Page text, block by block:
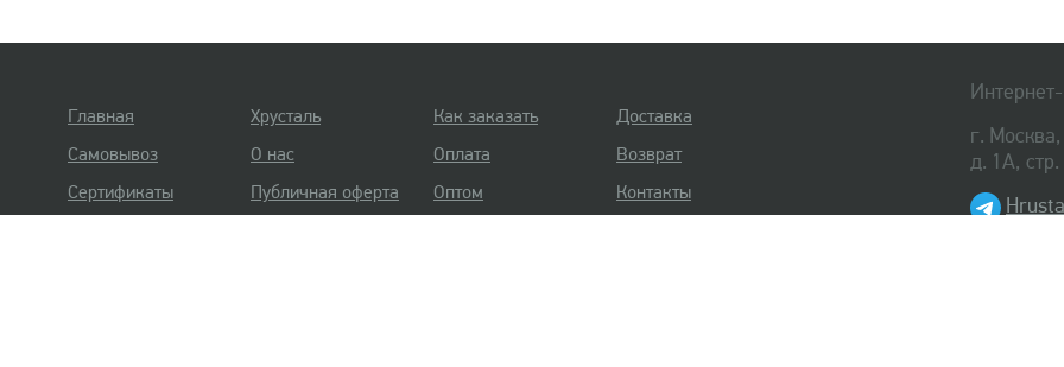
г.
д. 1А,
Главная Хрусталь Как заказать
Доставка
Самовывоз
О нас Оплата
Возврат
Сертификаты
Публичная оферта Оптом Контакты